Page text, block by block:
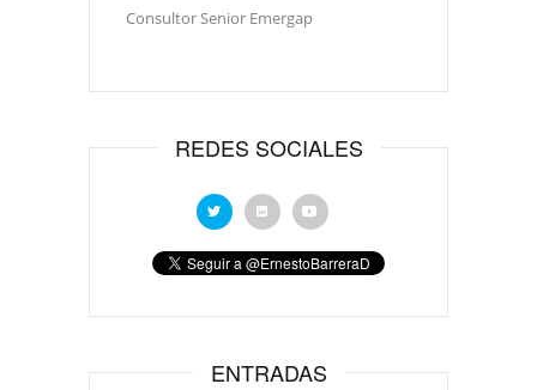
Consultor Senior Emergap
REDES SOCIALES
ENTRADAS